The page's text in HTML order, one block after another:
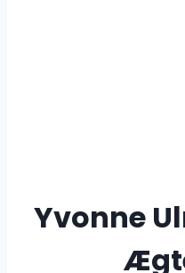
Yvonne